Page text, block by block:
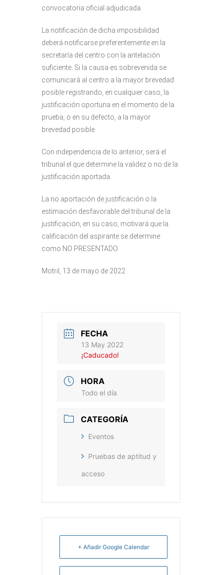
convocatoria oficial adjudicada.
La notificación de dicha imposibilidad
deberá notificarse preferentemente en la
secretaría del centro con la antelación
suficiente. Si la causa es sobrevenida se
comunicará al centro a la mayor brevedad
posible registrando, en cualquier caso, la
justificación oportuna en el momento de la
prueba, o en su defecto, a la mayor
brevedad posible.
Con independencia de lo anterior, será el
tribunal el que determine la validez o no de la
justificación aportada.
La no aportación de justificación o la
estimación desfavorable del tribunal de la
justificación, en su caso, motivará que la
calificación del aspirante se determine
como NO PRESENTADO.
Motril, 13 de mayo de 2022
FECHA
13 May 2022
¡Caducado!
HORA
Todo el día
CATEGORÍA
Eventos
Pruebas de aptitud y
acceso
+ Añadir Google Calendar